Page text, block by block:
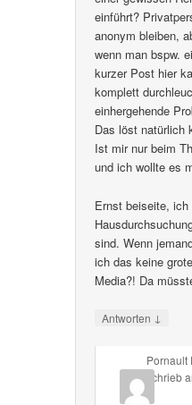
einführt?
anonym bleiben,
wenn man bspw.
kurzer Post hier
komplett
einhergehende
Das löst natürlich
Ist mir nur beim
und ich wollte es
Ernst beiseite,
sind. Wenn
ich das keine
Media?! Da
Antworten ↓
Pornault
schrieb